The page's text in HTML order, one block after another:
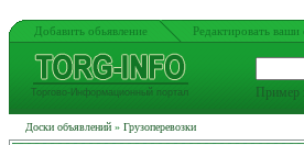
Добавить обьявление Редактировать ваши
Торгово-Информационный портал Пример
Доски объявлений » Грузоперевозки